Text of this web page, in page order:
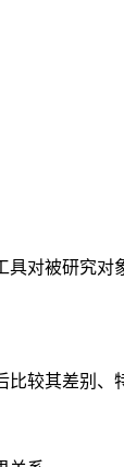
对被研究
较其差别、